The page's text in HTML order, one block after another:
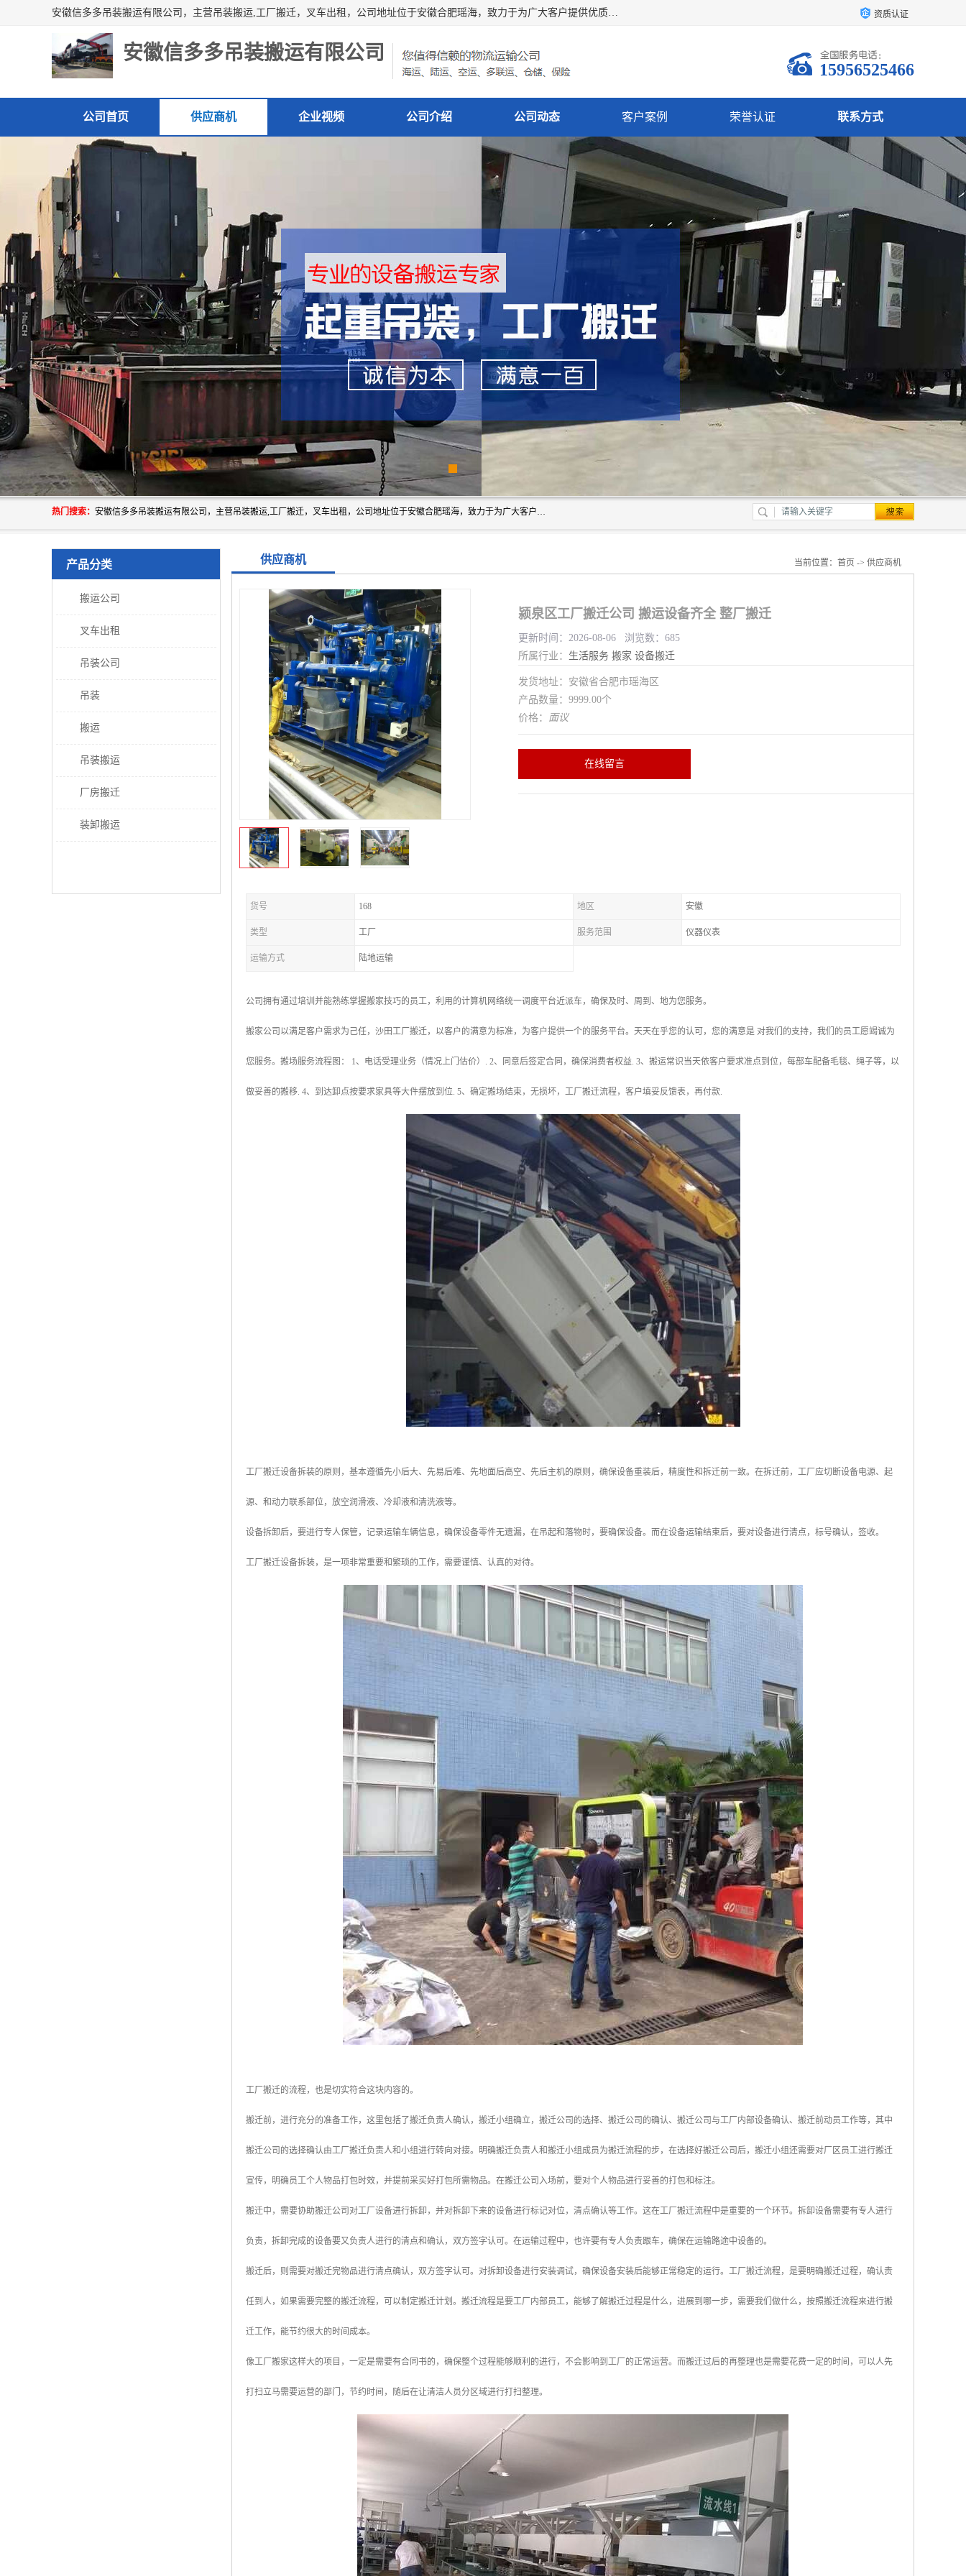
安徽信多多吊装搬运有限公司，主营吊装搬运,工厂搬迁，叉车出租，公司地址位于安徽合肥瑶海，致力于为广大客户提供优质的产品/服务，如果您对我公司的产品服务感兴趣，请联系[安徽信多多吊装搬运有限公司]，期待您的来电。 资质认证
安徽信多多吊装搬运有限公司
15956525466
公司首页 供应商机 企业视频 公司介绍 公司动态 客户案例 荣誉认证 联系方式
热门搜索： 安徽信多多吊装搬运有限公司，主营吊装搬运,工厂搬迁，叉车出租，公司地址位于安徽合肥瑶海，致力于为广大客户提供优质的产品/服务，如果您对我公司的产品服务感兴趣，请联系[安徽信多多吊装搬运有限公司]，期待您的来电。
产品分类
搬运公司
叉车出租
吊装公司
吊装
搬运
吊装搬运
厂房搬迁
装卸搬运
供应商机 当前位置： 首页 -> 供应商机
颍泉区工厂搬迁公司 搬运设备齐全 整厂搬迁
更新时间：2026-08-06 浏览数：685
所属行业： 生活服务 搬家 设备搬迁
发货地址：安徽省合肥市瑶海区
产品数量：9999.00个
价格： 面议
在线留言
货号 168 地区 安徽
类型 工厂 服务范围 仪器仪表
运输方式 陆地运输
公司拥有通过培训并能熟练掌握搬家技巧的员工，利用的计算机网络统一调度平台近派车，确保及时、周到、地为您服务。
搬家公司以满足客户需求为己任，沙田工厂搬迁，以客户的满意为标准，为客户提供一个的服务平台。天天在乎您的认可，您的满意是 对我们的支持，我们的员工愿竭诚为
您服务。搬场服务流程图： 1、电话受理业务（情况上门估价）. 2、同意后签定合同，确保消费者权益. 3、搬运常识当天依客户要求准点到位，每部车配备毛毯、绳子等，以
做妥善的搬移. 4、到达卸点按要求家具等大件摆放到位. 5、确定搬场结束，无损坏，工厂搬迁流程，客户填妥反馈表，再付款.
工厂搬迁设备拆装的原则，基本遵循先小后大、先易后难、先地面后高空、先后主机的原则，确保设备重装后，精度性和拆迁前一致。在拆迁前，工厂应切断设备电源、起
源、和动力联系部位，放空润滑液、冷却液和清洗液等。
设备拆卸后，要进行专人保管，记录运输车辆信息，确保设备零件无遗漏，在吊起和落物时，要确保设备。而在设备运输结束后，要对设备进行清点，标号确认，签收。
工厂搬迁设备拆装，是一项非常重要和繁琐的工作，需要谨慎、认真的对待。
工厂搬迁的流程，也是切实符合这块内容的。
搬迁前，进行充分的准备工作，这里包括了搬迁负责人确认，搬迁小组确立，搬迁公司的选择、搬迁公司的确认、搬迁公司与工厂内部设备确认、搬迁前动员工作等，其中
搬迁公司的选择确认由工厂搬迁负责人和小组进行转向对接。明确搬迁负责人和搬迁小组成员为搬迁流程的步，在选择好搬迁公司后，搬迁小组还需要对厂区员工进行搬迁
宣传，明确员工个人物品打包时效，并提前采买好打包所需物品。在搬迁公司入场前，要对个人物品进行妥善的打包和标注。
搬迁中，需要协助搬迁公司对工厂设备进行拆卸，并对拆卸下来的设备进行标记对位，清点确认等工作。这在工厂搬迁流程中是重要的一个环节。拆卸设备需要有专人进行
负责，拆卸完成的设备要又负责人进行的清点和确认，双方签字认可。在运输过程中，也许要有专人负责跟车，确保在运输路途中设备的。
搬迁后，则需要对搬迁完物品进行清点确认，双方签字认可。对拆卸设备进行安装调试，确保设备安装后能够正常稳定的运行。工厂搬迁流程，是要明确搬迁过程，确认责
任到人，如果需要完整的搬迁流程，可以制定搬迁计划。搬迁流程是要工厂内部员工，能够了解搬迁过程是什么，进展到哪一步，需要我们做什么，按照搬迁流程来进行搬
迁工作，能节约很大的时间成本。
像工厂搬家这样大的项目，一定是需要有合同书的，确保整个过程能够顺利的进行，不会影响到工厂的正常运营。而搬迁过后的再整理也是需要花费一定的时间，可以人先
打扫立马需要运营的部门，节约时间，随后在让清洁人员分区域进行打扫整理。